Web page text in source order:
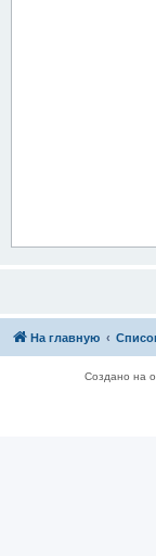
На главную
Создано на